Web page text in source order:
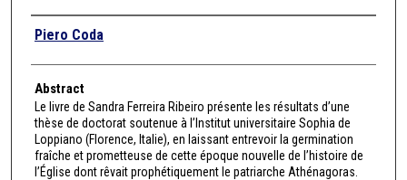
Authors
Piero Coda
Abstract
Le livre de Sandra Ferreira Ribeiro présente les résultats d’une
thèse de doctorat soutenue à l’Institut universitaire Sophia de
Loppiano (Florence, Italie), en laissant entrevoir la germination
fraîche et prometteuse de cette époque nouvelle de l’histoire de
l’Église dont rêvait prophétiquement le patriarche Athénagoras.